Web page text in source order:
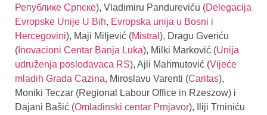
Републике Српске), Vladimiru Pandureviću (Delegacija
Evropske Unije U Bih, Evropska unija u Bosni i
Hercegovini), Maji Miljević (Mistral ), Dragu Gveriću
( Inovacioni Centar Banja Luka), Milki Marković (Unija
udruženja poslodavaca RS), Ajli Mahmutović (Vijeće
mladih Grada Cazina, Miroslavu Varenti (Caritas),
Moniki Teczar (Regional Labour Office in Rzeszow) i
Dajani Bašić (Omladinski centar Prnjavor), Iliji Trniniću